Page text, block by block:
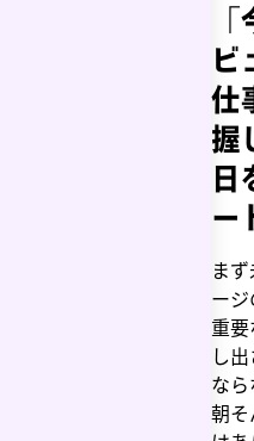
ビ
仕
握
日
ー
ま
ー
重
し
な
朝そ